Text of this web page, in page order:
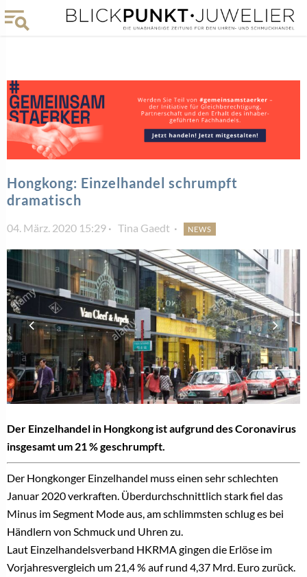
Hongkong: Einzelhandel schrumpft
dramatisch
04. März. 2020 15:29 Tina Gaedt NEWS
Der Einzelhandel in Hongkong ist aufgrund des Coronavirus
insgesamt um 21 % geschrumpft.
Der Hongkonger Einzelhandel muss einen sehr schlechten
Januar 2020 verkraften. Überdurchschnittlich stark fiel das
Minus im Segment Mode aus, am schlimmsten schlug es bei
Händlern von Schmuck und Uhren zu.
Laut Einzelhandelsverband HKRMA gingen die Erlöse im
Vorjahresvergleich um 21,4 % auf rund 4,37 Mrd. Euro zurück.